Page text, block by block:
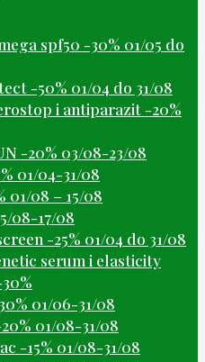
spf50 -30% 01/05 do
-50% 01/04 do 31/08
i antiparazit -20%
-20% 03/08-23/08
01/04-31/08
01/08 – 15/08
08-17/08
-25% 01/04 do 31/08
serum i elasticity
01/06-31/08
01/08-31/08
-15% 01/08-31/08